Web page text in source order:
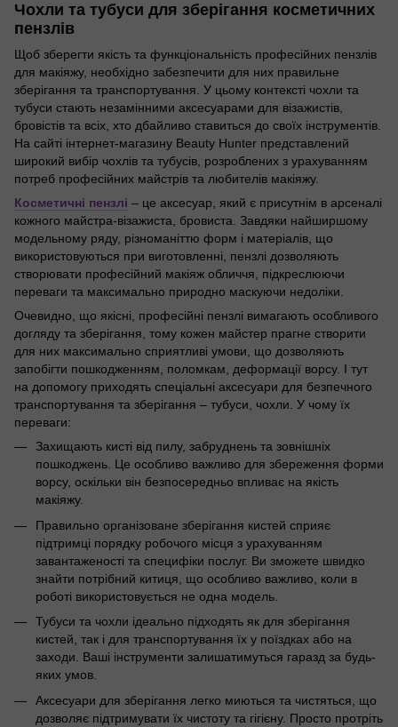
Чохли та тубуси для зберігання косметичних
пензлів
Щоб зберегти якість та функціональність професійних пензлів
для макіяжу, необхідно забезпечити для них правильне
зберігання та транспортування. У цьому контексті чохли та
тубуси стають незамінними аксесуарами для візажистів,
бровістів та всіх, хто дбайливо ставиться до своїх інструментів.
На сайті інтернет-магазину Beauty Hunter представлений
широкий вибір чохлів та тубусів, розроблених з урахуванням
потреб професійних майстрів та любителів макіяжу.
Косметичні пензлі – це аксесуар, який є присутнім в арсеналі
кожного майстра-візажиста, бровиста. Завдяки найширшому
модельному ряду, різноманіттю форм і матеріалів, що
використовуються при виготовленні, пензлі дозволяють
створювати професійний макіяж обличчя, підкреслюючи
переваги та максимально природно маскуючи недоліки.
Очевидно, що якісні, професійні пензлі вимагають особливого
догляду та зберігання, тому кожен майстер прагне створити
для них максимально сприятливі умови, що дозволяють
запобігти пошкодженням, поломкам, деформації ворсу. І тут
на допомогу приходять спеціальні аксесуари для безпечного
транспортування та зберігання – тубуси, чохли. У чому їх
переваги:
Захищають кисті від пилу, забруднень та зовнішніх
пошкоджень. Це особливо важливо для збереження форми
ворсу, оскільки він безпосередньо впливає на якість
макіяжу.
Правильно організоване зберігання кистей сприяє
підтримці порядку робочого місця з урахуванням
завантаженості та специфіки послуг. Ви зможете швидко
знайти потрібний китиця, що особливо важливо, коли в
роботі використовується не одна модель.
Тубуси та чохли ідеально підходять як для зберігання
кистей, так і для транспортування їх у поїздках або на
заходи. Ваші інструменти залишатимуться гаразд за будь-
яких умов.
Аксесуари для зберігання легко миються та чистяться, що
дозволяє підтримувати їх чистоту та гігієну. Просто протріть